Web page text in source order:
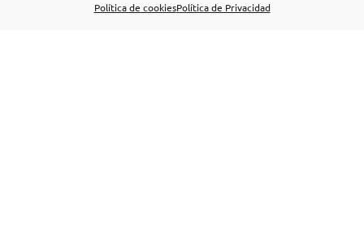
Política de cookiesPolítica de Privacidad